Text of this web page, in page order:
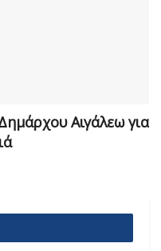
Αιγάλεω για